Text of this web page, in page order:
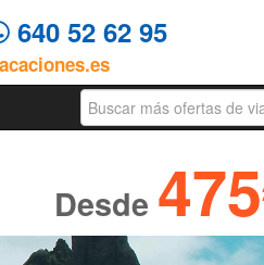
640 52 62 95
Busqueda
Desde